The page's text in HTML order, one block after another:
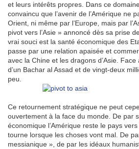
et leurs intérêts propres. Dans ce
convaincu que l’avenir de l’Amérique ne
Orient, ni même par l’Europe, mais par
pivot vers l’Asie » annoncé dès sa prise
vrai souci est la santé économique des
passe par une relation apaisée et
avec la Chine et les dragons d’Asie.
d’un Bachar al Assad et de vingt-deux
peu.
Ce retournement stratégique ne peut
ouvertement à la face du monde. De par
économique l’Amérique reste le pays
tourne lorsque les choses vont mal. De
messianique », de par les idéaux